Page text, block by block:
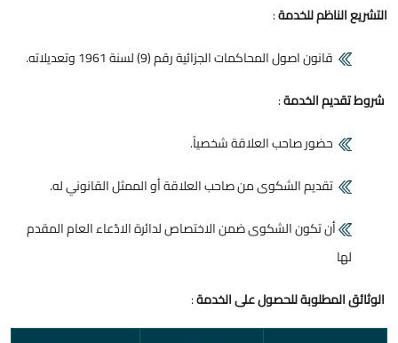
التشريع الناظم للخدمة:
قانون اصول المحاكمات الجزائية رقم (9) لسنة 1961 وتعديلاته.
شروط تقديم الخدمة:
حضور صاحب العلاقة شخصياً.
تقديم الشكوى من صاحب العلاقة أو الممثل القانوني له.
أن تكون الشكوى ضمن الاختصاص لدائرة الادّعاء العام المقدم
لها
الوثائق المطلوبة للحصول على الخدمة: